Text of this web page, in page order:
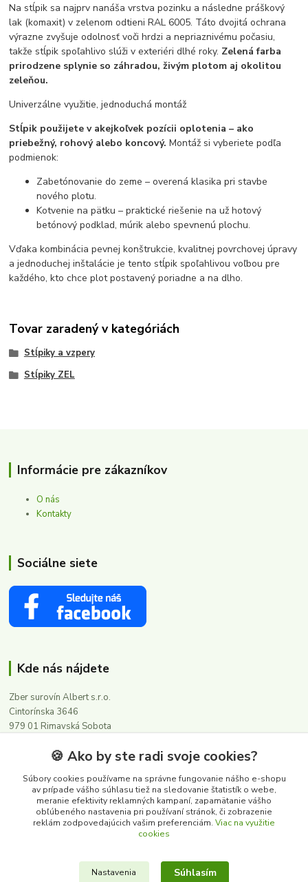
Na stĺpik sa najprv nanáša vrstva pozinku a následne práškový
lak (komaxit) v zelenom odtieni RAL 6005. Táto dvojitá ochrana
výrazne zvyšuje odolnosť voči hrdzi a nepriaznivému počasiu,
takže stĺpik spoľahlivo slúži v exteriéri dlhé roky. Zelená farba
prirodzene splynie so záhradou, živým plotom aj okolitou
zeleňou.
Univerzálne využitie, jednoduchá montáž
Stĺpik použijete v akejkoľvek pozícii oplotenia – ako
priebežný, rohový alebo koncový. Montáž si vyberiete podľa
podmienok:
Zabetónovanie do zeme – overená klasika pri stavbe
nového plotu.
Kotvenie na pätku – praktické riešenie na už hotový
betónový podklad, múrik alebo spevnenú plochu.
Vďaka kombinácia pevnej konštrukcie, kvalitnej povrchovej úpravy
a jednoduchej inštalácie je tento stĺpik spoľahlivou voľbou pre
každého, kto chce plot postavený poriadne a na dlho.
Tovar zaradený v kategóriách
Stĺpiky a vzpery
Stĺpiky ZEL
Informácie pre zákazníkov
O nás
Kontakty
Sociálne siete
Kde nás nájdete
Zber surovín Albert s.r.o.
Cintorínska 3646
979 01 Rimavská Sobota
Kontakty
0911 502 504
(Po-Pia, 8-16 hod.)
🍪 Ako by ste radi svoje cookies?
Súbory cookies používame na správne fungovanie nášho e-shopu
av prípade vášho súhlasu tiež na sledovanie štatistík o webe,
meranie efektivity reklamných kampaní, zapamätanie vášho
obľúbeného nastavenia pri používaní stránok, či zobrazenie
reklám zodpovedajúcich vašim preferenciám. Viac na využitie
cookies
Nastavenia Súhlasím